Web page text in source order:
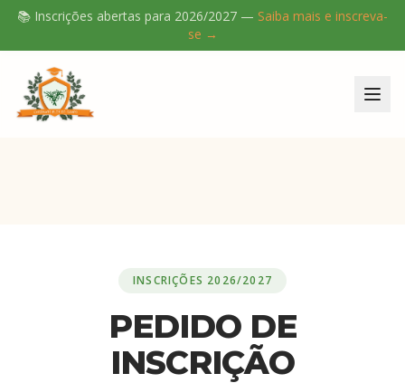
📚 Inscrições abertas para 2026/2027 — Saiba mais e inscreva-
se →
INSCRIÇÕES 2026/2027
PEDIDO DE
INSCRIÇÃO